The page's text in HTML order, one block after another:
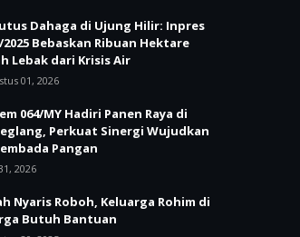
Dahaga di Ujung Hilir: Inpres
2025 Bebaskan Ribuan Hektare
Lebak dari Krisis Air
01, 2026
064/MY Hadiri Panen Raya di
Perkuat Sinergi Wujudkan
Pangan
2026
Nyaris Roboh, Keluarga Rohim di
Butuh Bantuan